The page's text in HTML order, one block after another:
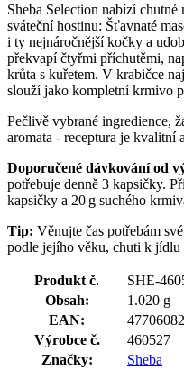
Sheba Selection nabízí
sváteční hostinu: Šťavnaté
i ty nejnáročnější kočky a
překvapí čtyřmi příchutěmi,
krůta s kuřetem. V krabičce
slouží jako kompletní krmivo
Pečlivě vybrané ingredience,
aromata - receptura je kvalitní
Doporučené dávkování od
potřebuje denně 3 kapsičky.
kapsičky a 20 g suchého
Tip: Věnujte čas potřebám
podle jejího věku, chuti k jídlu
Produkt č.
SHE-
Obsah:
1.020 g
EAN:
Výrobce č.
460527
Značky:
Sheba